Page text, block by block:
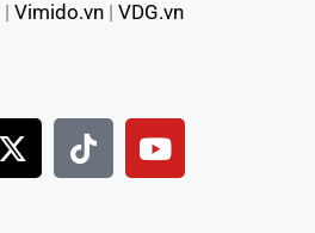
| Vimido.vn | VDG.vn
X
-
T
i
Y
o